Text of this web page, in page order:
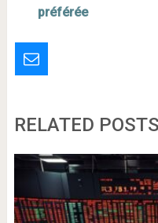
préférée
RELATED POSTS